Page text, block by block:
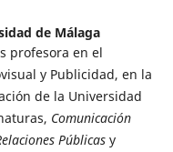
de Málaga
profesora en el
y Publicidad, en la
de la Universidad
Comunicación
Públicasy